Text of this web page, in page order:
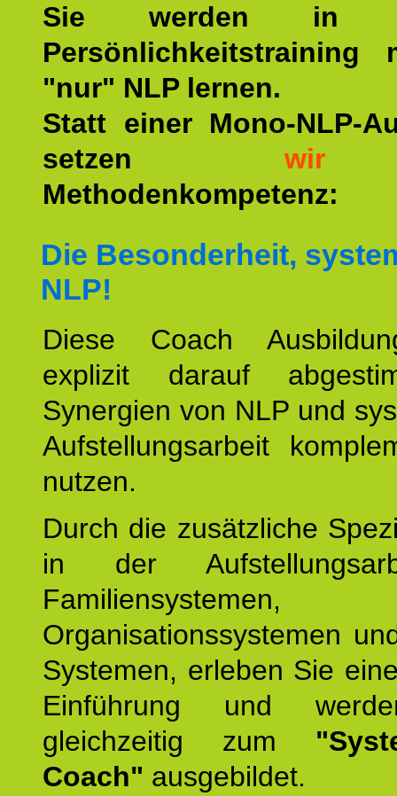
Sie werden in
Persönlichkeitstraining
"nur" NLP lernen.
Statt einer Mono-NLP-
setzen wir
Methodenkompetenz:
Die Besonderheit,
NLP!
Diese Coach
explizit darauf
Synergien von NLP und
Aufstellungsarbeit
nutzen.
Durch die zusätzliche
in der
Familiensystemen,
Organisationssystemen
Systemen, erleben Sie
Einführung und
gleichzeitig zum
Coach" ausgebildet.